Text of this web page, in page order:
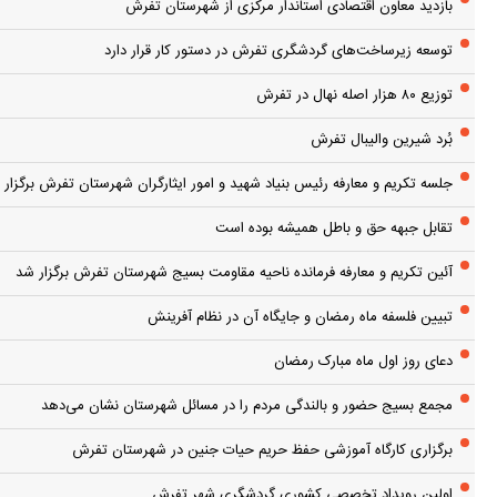
بازدید معاون اقتصادی استاندار مرکزی از شهرستان تفرش
توسعه زیرساخت‌های گردشگری تفرش در دستور کار قرار دارد
توزیع ۸۰ هزار اصله نهال در تفرش
بُرد شیرین والیبال تفرش
جلسه تکریم و معارفه رئیس بنیاد شهید و امور ایثارگران شهرستان تفرش
تقابل جبهه حق و باطل همیشه بوده است
آئین تکریم و معارفه فرمانده ناحیه مقاومت بسیج شهرستان تفرش برگزار شد
تبیین فلسفه ماه رمضان و جایگاه آن در نظام آفرینش
دعای روز اول ماه مبارک رمضان
مجمع بسیج حضور و بالندگی مردم را در مسائل شهرستان نشان می‌دهد
برگزاری کارگاه آموزشی حفظ حریم حیات جنین در شهرستان تفرش